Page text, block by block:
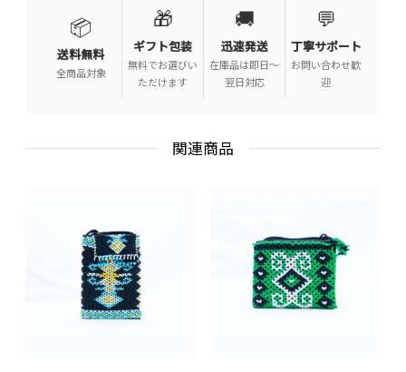
📦
送料無料
全商品対象
🎁
ギフト包装
無料でお選びい
ただけます
🚚
迅速発送
在庫品は即日〜
翌日対応
💬
丁寧サポート
お問い合わせ歓
迎
関連商品